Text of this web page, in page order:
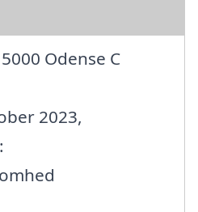
Odense C
2023,